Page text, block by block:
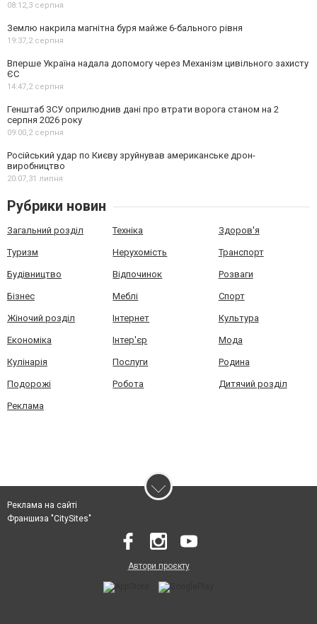
08:12,3 серпня
Землю накрила магнітна буря майже 6-бального рівня
19:37,2 серпня
Вперше Україна надала допомогу через Механізм цивільного захисту
ЄС
14:47,2 серпня
Генштаб ЗСУ оприлюднив дані про втрати ворога станом на 2
серпня 2026 року
09:00,2 серпня
Російський удар по Києву зруйнував американське дрон-
виробництво
20:07,31 липня
Рубрики новин
Загальний розділ Техніка Здоров'я
Туризм Нерухомість Транспорт
Будівництво Відпочинок Розваги
Бізнес Меблі Спорт
Жіночий розділ Інтернет Культура
Економіка Інтер'єр Мода
Кулінарія Послуги Родина
Подорожі Робота Дитячий розділ
Реклама
Реклама на сайті
Франшиза "CitySites"
Автори проєкту